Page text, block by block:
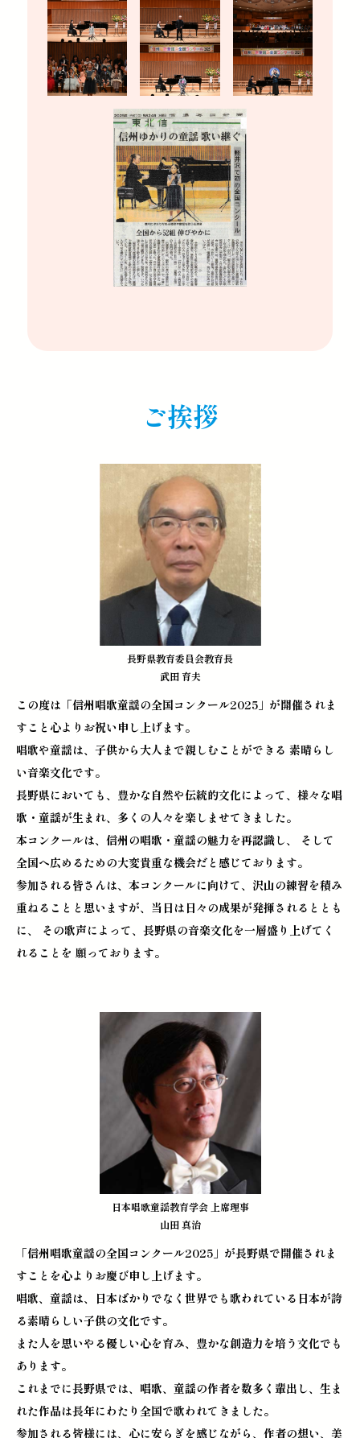
ご挨拶
長野県教育委員会教育長
武田 育夫
この度は「信州唱歌童謡の全国コンクール2025」が開催されま
すこと心よりお祝い申し上げます。
唱歌や童謡は、子供から大人まで親しむことができる 素晴らし
い音楽文化です。
長野県においても、豊かな自然や伝統的文化によって、様々な唱
歌・童謡が生まれ、多くの人々を楽しませてきました。
本コンクールは、信州の唱歌・童謡の魅力を再認識し、 そして
全国へ広めるための大変貴重な機会だと感じております。
参加される皆さんは、本コンクールに向けて、沢山の練習を積み
重ねることと思いますが、当日は日々の成果が発揮されるととも
に、 その歌声によって、長野県の音楽文化を一層盛り上げてく
れることを 願っております。
日本唱歌童謡教育学会 上席理事
山田 真治
「信州唱歌童謡の全国コンクール2025」が長野県で開催されま
すことを心よりお慶び申し上げます。
唱歌、童謡は、日本ばかりでなく世界でも歌われている日本が誇
る素晴らしい子供の文化です。
また人を思いやる優しい心を育み、豊かな創造力を培う文化でも
あります。
これまでに長野県では、唱歌、童謡の作者を数多く輩出し、生ま
れた作品は長年にわたり全国で歌われてきました。
参加される皆様には、心に安らぎを感じながら、作者の想い、美